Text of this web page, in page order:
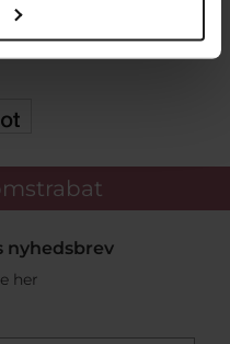
nyhedsbrev
her